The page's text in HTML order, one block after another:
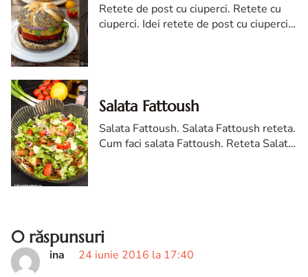
Retete de post cu ciuperci. Retete cu
ciuperci. Idei retete de post cu ciuperci.
Salata Fattoush
Salata Fattoush. Salata Fattoush reteta.
Cum faci salata Fattoush. Reteta Salata
0 răspunsuri
ina 24 iunie 2016 la 17:40